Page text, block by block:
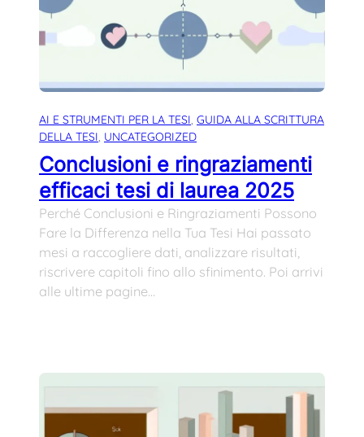
AI E STRUMENTI PER LA TESI, GUIDA ALLA SCRITTURA
DELLA TESI, UNCATEGORIZED
Conclusioni e ringraziamenti
efficaci tesi di laurea 2025
Perché Conclusioni e Ringraziamenti Possono
Fare la Differenza nella Tua Tesi Hai passato
mesi a raccogliere dati, analizzare risultati,
riscrivere capitoli fino allo sfinimento. Poi arrivi
alle ultime pagine…